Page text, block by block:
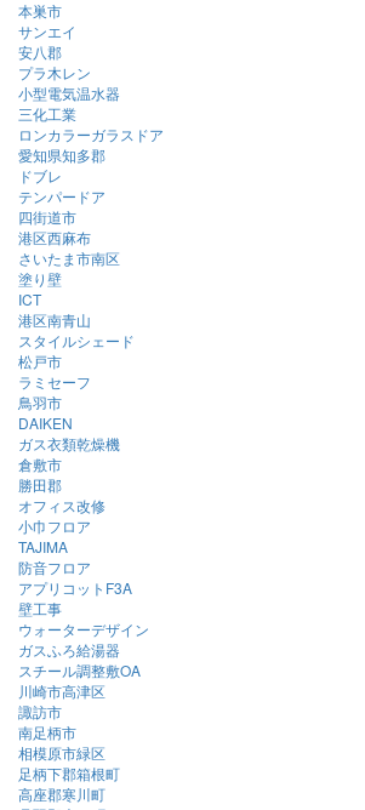
本巣市
サンエイ
安八郡
プラ木レン
小型電気温水器
三化工業
ロンカラーガラスドア
愛知県知多郡
ドブレ
テンパードア
四街道市
港区西麻布
さいたま市南区
塗り壁
ICT
港区南青山
スタイルシェード
松戸市
ラミセーフ
鳥羽市
DAIKEN
ガス衣類乾燥機
倉敷市
勝田郡
オフィス改修
小巾フロア
TAJIMA
防音フロア
アプリコットF3A
壁工事
ウォーターデザイン
ガスふろ給湯器
スチール調整敷OA
川崎市高津区
諏訪市
南足柄市
相模原市緑区
足柄下郡箱根町
高座郡寒川町